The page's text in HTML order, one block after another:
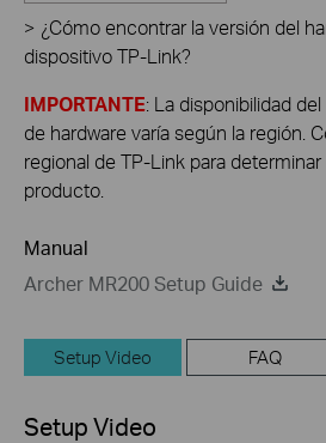
> ¿Cómo encontrar la versión del
dispositivo TP-Link?
IMPORTANTE: La disponibilidad
de hardware varía según la región.
regional de TP-Link para
producto.
Manual
Archer MR200 Setup Guide
Setup Video FAQ
Setup Video